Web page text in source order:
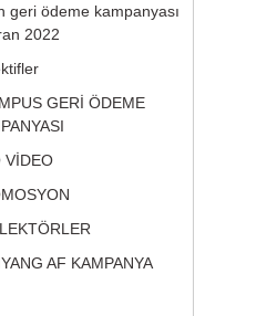
geri ödeme kampanyası
2022
GERİ ÖDEME
VİDEO
AF KAMPANYA